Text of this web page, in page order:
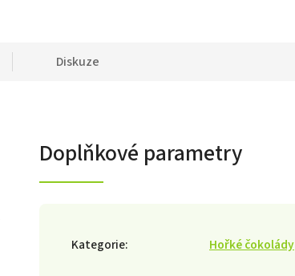
Diskuze
Doplňkové parametry
Kategorie: Hořké čokolády